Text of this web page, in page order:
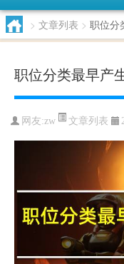
> 文章列表 > 职位分
职位分类最早产
网友:zw 文章列表